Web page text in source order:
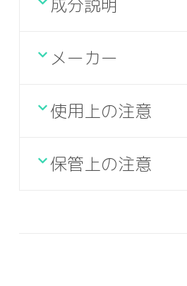
成分説明
メーカー
使用上の注意
保管上の注意